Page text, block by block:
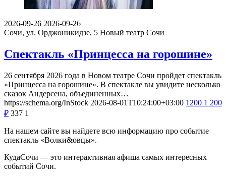
2026-09-26 2026-09-26
Сочи, ул. Орджоникидзе, 5 Новый театр Сочи
Спектакль «Принцесса на горошине»
26 сентября 2026 года в Новом театре Сочи пройдет спектакль
«Принцесса на горошине». В спектакле вы увидите несколько
сказок Андерсена, объединенных…
https://schema.org/InStock 2026-08-01T10:24:00+03:00 1200 1 200
₽ 337 1
На нашем сайте вы найдете всю информацию про событие
спектакль «Волки&овцы».
КудаСочи — это интерактивная афиша самых интересных
событий Сочи.